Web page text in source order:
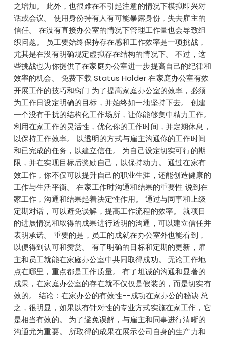
之增加。 此外，也很难在不引起注意的情况下模拟即兴对
话或会议。 使用身份持有人有可能暴露身份，失去雇主的
信任。 在没有直接办公室的情况下管理工作量也会导致组
织问题。 员工要始终保持存在感和工作效率是一项挑战，
尤其是在没有明确规定虚拟存在结构的情况下。 不过，这
些挑战也为你提供了在家庭办公室进一步提高自己的纪律和
效率的机会。 免费下载 Status Holder 在家庭办公室有效
开展工作的技巧和窍门 为了提高家庭办公室的效率，必须
为工作日设定明确的目标，并始终如一地坚持下去。 创建
一个没有干扰的结构化工作场所，让你能够集中精力工作。
利用在家工作的灵活性，优化你的工作时间，并定期休息，
以保持工作效率。 以透明的方式与雇主沟通你的工作时间
和已完成的任务，以建立信任。 为自己设定切实可行的期
限，并在实现目标后奖励自己，以保持动力。 通过在家有
效工作，你不仅可以提升自己的职业生涯，还能创造健康的
工作与生活平衡。 在家工作时沟通和结果的重要性 说到在
家工作，沟通和结果起着决定性作用。 通过与同事和上级
定期对话，可以避免误解，提高工作流程的效率。 就项目
的进展情况和取得的成果进行透明的沟通，可以建立信任并
表明承诺。 重要的是，员工的成就在办公室外也能看到，
以便得到认可和赞赏。 有了明确的目标和定期的更新，雇
主和员工就能在家庭办公室中共同取得成功。 无论工作地
点在哪里，重点都是工作质量。 有了坦诚的沟通和显著的
成果，在家庭办公室的存在就不仅仅是假装的，而是切实有
效的。 结论：在家办公的有效性--成功在家办公的秘诀 总
之，很明显，如果以有针对性的专业方式实施在家工作，它
是相当有效的。 为了避免误解，与雇主和同事进行清晰的
沟通尤为重要。 所取得的成果在展示公司自身的生产力和